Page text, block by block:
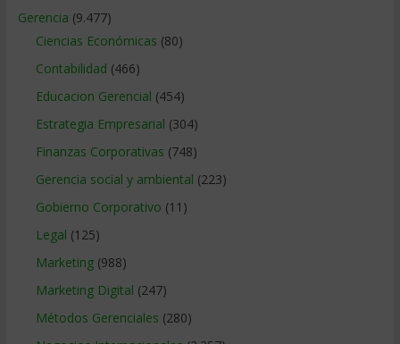
Gerencia (9.477)
Ciencias Económicas (80)
Contabilidad (466)
Educacion Gerencial (454)
Estrategia Empresarial (304)
Finanzas Corporativas (748)
Gerencia social y ambiental (223)
Gobierno Corporativo (11)
Legal (125)
Marketing(988)
Marketing Digital (247)
Métodos Gerenciales (280)